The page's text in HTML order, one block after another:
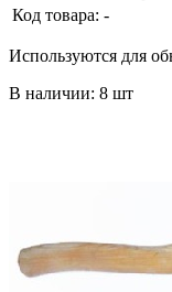
Код товара: -
Используются для
В наличии: 8 шт